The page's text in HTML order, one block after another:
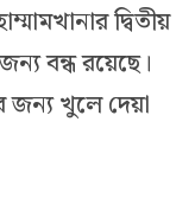
দ্বিতীয়
বন্ধ রয়েছে।
জন্য খুলে দেয়া